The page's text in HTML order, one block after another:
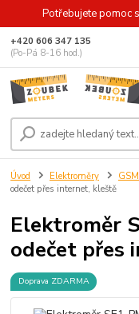
Potřebujete pomoc
+420 606 347 135
(Po-Pá 8-16 hod.)
Úvod Elektroměry
odečet přes internet, kleště
Elektroměr
odečet přes
Doprava ZDARMA